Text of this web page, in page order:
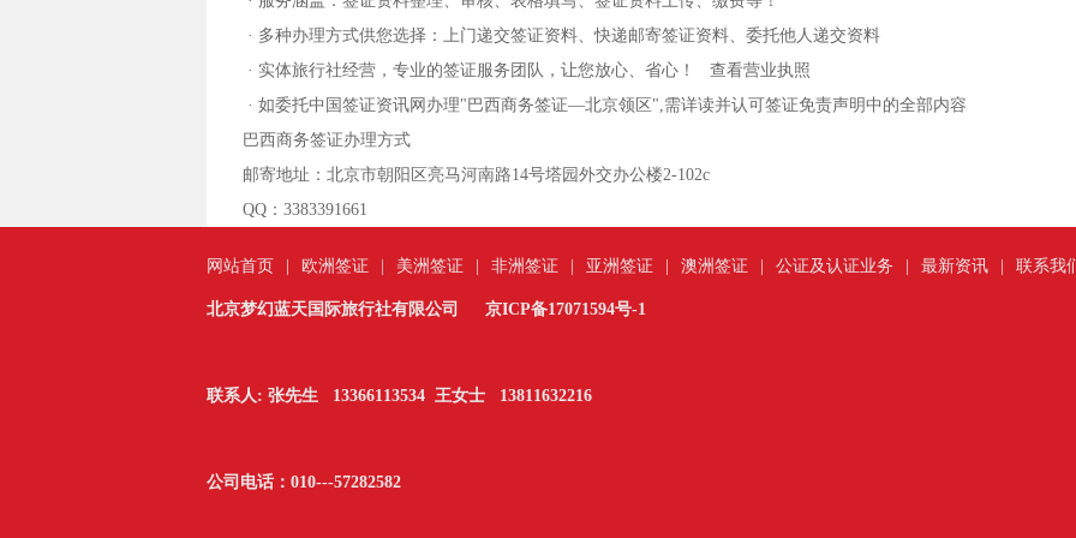
· 多种办理方式供您选择：上门递交签证资料、快递邮寄签证资料、委托他人递交资料
· 实体旅行社经营，专业的签证服务团队，让您放心、省心！ 查看营业执照
· 如委托中国签证资讯网办理"巴西商务签证—北京领区",需详读并认可签证免责声明中的全部内容
巴西商务签证办理方式
邮寄地址： 北京市朝阳区亮马河南路14号塔园外交办公楼2-102c
QQ：3383391661
网站首页 欧洲签证 美洲签证 非洲签证 亚洲签证 澳洲签证 公证及认证业务 最新资讯 联系我
北京梦幻蓝天国际旅行社有限公司 京ICP备17071594号-1
联系人: 张先生 13366113534 王女士 13811632216
公司电话：010---57282582